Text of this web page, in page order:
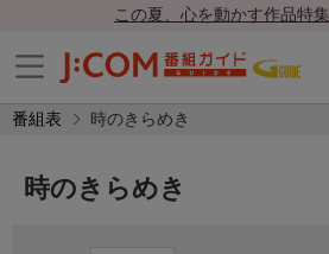
この夏、心を動かす作品特
番組表 時のきらめき
時のきらめき